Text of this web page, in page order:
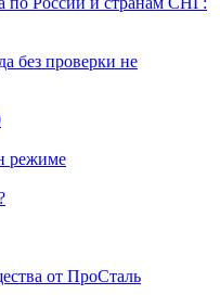
без проверки не
режиме
от ПроСталь